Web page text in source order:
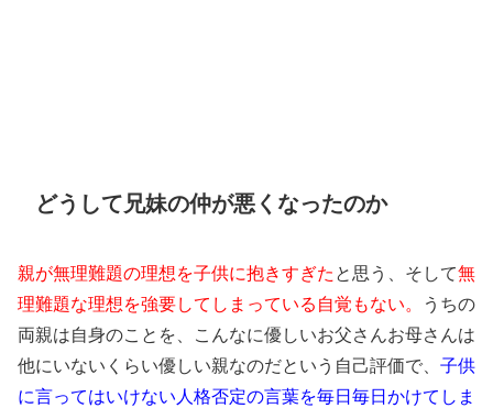
どうして兄妹の仲が悪くなったのか
親が無理難題の理想を子供に抱きすぎた と思う、そして無
理難題な理想を強要してしまっている自覚もない。
うちの
両親は自身のことを、こんなに優しいお父さんお母さんは
他にいないくらい優しい親なのだという自己評価で、 子供
に言ってはいけない人格否定の言葉を毎日毎日かけてしま